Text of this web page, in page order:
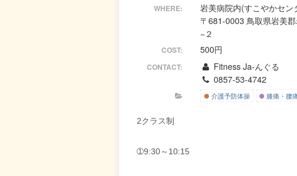
WHERE:
岩美病院内(すこやかセン
〒681-0003 鳥取県岩美
−２
COST: 500円
CONTACT:
Fitness Ja-んぐる
0857-53-4742
介護予防体操 膝痛・腰
2クラス制
➀9:30～10:15